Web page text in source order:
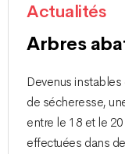
Actualités
Arbres
Devenus
de sécheresse,
entre le 18 et le
effectuées dans